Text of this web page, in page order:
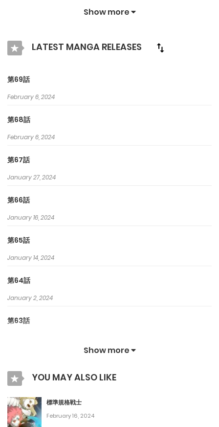
二人は結婚することにした。しかし、いざ結婚してみると…あれ？
Show more
LATEST MANGA RELEASES
第69話
February 6, 2024
第68話
February 6, 2024
第67話
January 27, 2024
第66話
January 16, 2024
第65話
January 14, 2024
第64話
January 2, 2024
第63話
December 26, 2023
第61話
December 14, 2023
Show more
YOU MAY ALSO LIKE
標準規格戦士
February 16, 2024